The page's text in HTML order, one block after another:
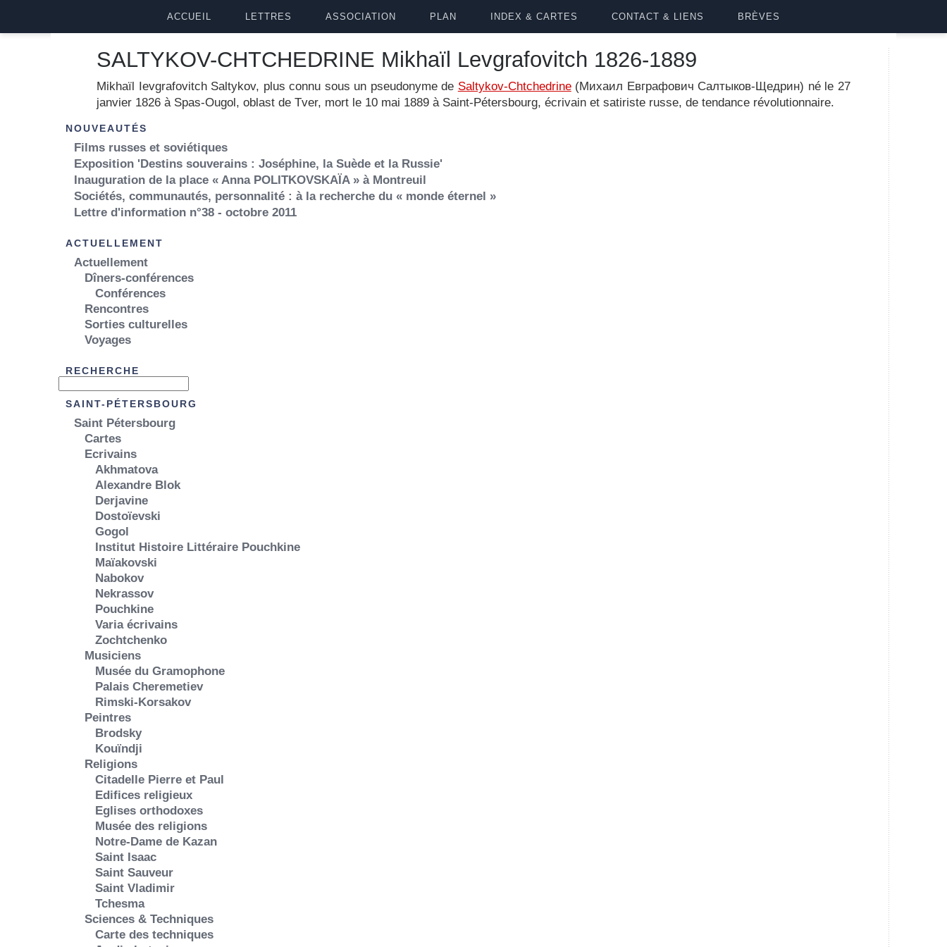
ACCUEIL LETTRES ASSOCIATION PLAN INDEX & CARTES CONTACT & LIENS BRÈVES
SALTYKOV-CHTCHEDRINE Mikhaïl Levgrafovitch 1826-1889
Mikhaïl Ievgrafovitch Saltykov, plus connu sous un pseudonyme de Saltykov-Chtchedrine(Михаил Евграфович Салтыков-Щедрин) né le 27
janvier 1826 à Spas-Ougol, oblast de Tver, mort le 10 mai 1889 à Saint-Pétersbourg, écrivain et satiriste russe, de tendance révolutionnaire.
NOUVEAUTÉS
Films russes et soviétiques
Exposition 'Destins souverains : Joséphine, la Suède et la Russie'
Inauguration de la place « Anna POLITKOVSKAÏA » à Montreuil
Sociétés, communautés, personnalité : à la recherche du « monde éternel »
Lettre d'information n°38 - octobre 2011
ACTUELLEMENT
Actuellement
Dîners-conférences
Conférences
Rencontres
Sorties culturelles
Voyages
RECHERCHE
SAINT-PÉTERSBOURG
Saint Pétersbourg
Cartes
Ecrivains
Akhmatova
Alexandre Blok
Derjavine
Dostoïevski
Gogol
Institut Histoire Littéraire Pouchkine
Maïakovski
Nabokov
Nekrassov
Pouchkine
Varia écrivains
Zochtchenko
Musiciens
Musée du Gramophone
Palais Cheremetiev
Rimski-Korsakov
Peintres
Brodsky
Kouïndji
Religions
Citadelle Pierre et Paul
Edifices religieux
Eglises orthodoxes
Musée des religions
Notre-Dame de Kazan
Saint Isaac
Saint Sauveur
Saint Vladimir
Tchesma
Sciences & Techniques
Carte des techniques